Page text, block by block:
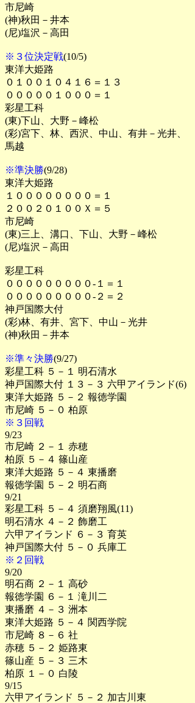
市尼崎
(神)秋田－井本
(尼)塩沢－高田
※３位決定戦(10/5)
東洋大姫路
０１００１０４１６＝１３
０００００１０００＝１
彩星工科
(東)下山、大野－峰松
(彩)宮下、林、西沢、中山、有井－光井、
馬越
※準決勝(9/28)
東洋大姫路
１００００００００＝１
２００２０１００Ｘ＝５
市尼崎
(東)三上、溝口、下山、大野－峰松
(尼)塩沢－高田
彩星工科
０００００００００-１＝１
０００００００００-２＝２
神戸国際大付
(彩)林、有井、宮下、中山－光井
(神)秋田－井本
※準々決勝(9/27)
彩星工科 ５－１ 明石清水
神戸国際大付 １３－３ 六甲アイランド(6)
東洋大姫路 ５－２ 報徳学園
市尼崎 ５－０ 柏原
※３回戦
9/23
市尼崎 ２－１ 赤穂
柏原 ５－４ 篠山産
東洋大姫路 ５－４ 東播磨
報徳学園 ５－２ 明石商
9/21
彩星工科 ５－４ 須磨翔風(11)
明石清水 ４－２ 飾磨工
六甲アイランド ６－３ 育英
神戸国際大付 ５－０ 兵庫工
※２回戦
9/20
明石商 ２－１ 高砂
報徳学園 ６－１ 滝川二
東播磨 ４－３ 洲本
東洋大姫路 ５－４ 関西学院
市尼崎 ８－６ 社
赤穂 ５－２ 姫路東
篠山産 ５－３ 三木
柏原 １－０ 白陵
9/15
六甲アイランド ５－２ 加古川東